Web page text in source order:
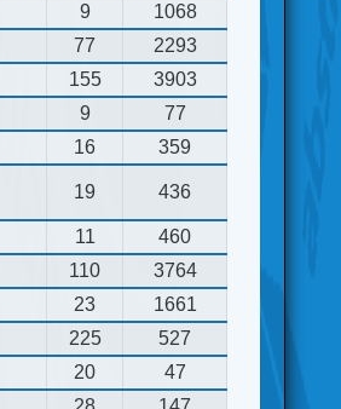
9
1068
77
2293
155
3903
9
77
16 359
19 436
11
460
110
3764
23
1661
225
527
20
47